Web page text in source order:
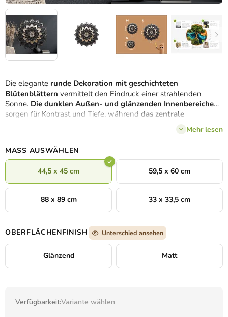
Die elegante runde Dekoration mit geschichteten
Blütenblättern vermittelt den Eindruck einer strahlenden
Sonne. Die dunklen Außen- und glänzenden Innenbereiche
sorgen für Kontrast und Tiefe, während das zentrale
den künstlerischen Ausdruck verstärkt. Eine
stilvolle Belebung Ihres Ambientes.
Mehr lesen
MASS AUSWÄHLEN
44,5 x 45 cm 59,5 x 60 cm
88 x 89 cm 33 x 33,5 cm
OBERFLÄCHENFINISH Unterschied ansehen
Glänzend Matt
Verfügbarkeit:Variante wählen